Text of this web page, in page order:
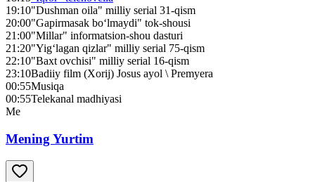
19:10"Dushman oila" milliy serial 31-qism
20:00"Gapirmasak bo‘lmaydi" tok-shousi
21:00"Millar" informatsion-shou dasturi
21:20"Yig‘lagan qizlar" milliy serial 75-qism
22:10"Baxt ovchisi" milliy serial 16-qism
23:10Badiiy film (Xorij) Josus ayol \ Premyera
00:55Musiqa
00:55Telekanal madhiyasi
Me
Mening Yurtim